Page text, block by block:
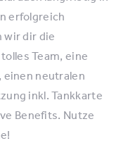
erfolgreich
wir dir die
Team, eine
einen neutralen
inkl. Tankkarte
Benefits. Nutze